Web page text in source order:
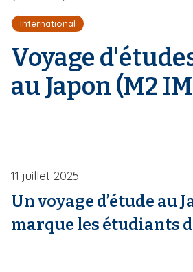
l
d
'
r
a
n
International
Voyage
au Japon (M2
11 juillet 2025
Un voyage d’étude au
marque les étudiants